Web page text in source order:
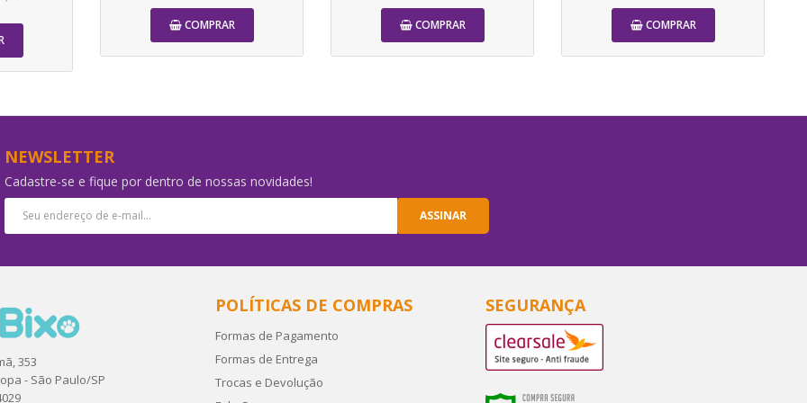
COMPRAR COMPRAR COMPRAR
-5% -5%
Alcort 5mg
R$26,90
COMPRAR
-5%
Alergovet c 0,7mg
-5%
NEWSLETTER
Cadastre-se e fique por dentro de nossas novidades!
ASSINAR
353
- São Paulo/SP
POLÍTICAS DE COMPRAS
Formas de Pagamento
Formas de Entrega
Trocas e Devolução
SEGURANÇA